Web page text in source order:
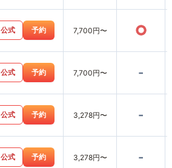
公式 予約 7,700円〜 ○
公式 予約 7,700円〜 -
公式 予約 3,278円〜 -
公式 予約 3,278円〜 -